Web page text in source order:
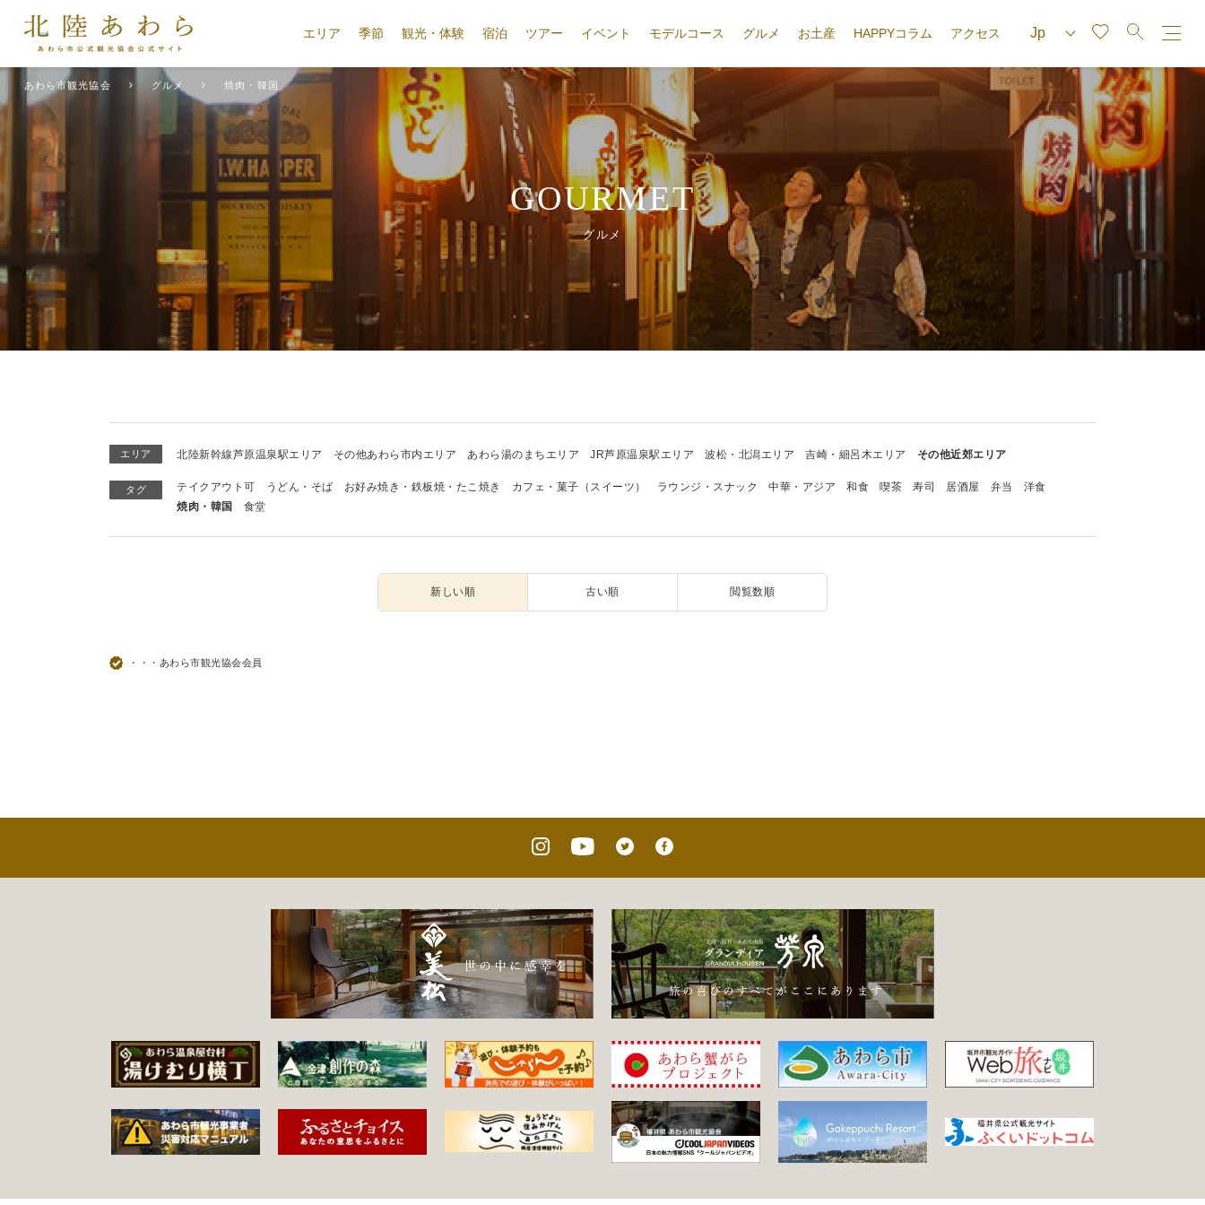
エリア 季節 観光・体験 宿泊 ツアー イベント モデルコース グルメ お土産 HAPPYコラム アクセス
あわら市観光協会 グルメ 焼肉・韓国
GOURMET
グルメ
エリア 北陸新幹線芦原温泉駅エリア その他あわら市内エリア あわら湯のまちエリア JR芦原温泉駅エリア 波松・北潟エリア 吉崎・細呂木エリア その他近郊エリア
タグ テイクアウト可 うどん・そば お好み焼き・鉄板焼・たこ焼き カフェ・菓子（スイーツ） ラウンジ・スナック 中華・アジア 和食 喫茶 寿司 居酒屋 弁当
洋食
焼肉・韓国
食堂
新しい順 古い順 閲覧数順
・・・あわら市観光協会会員